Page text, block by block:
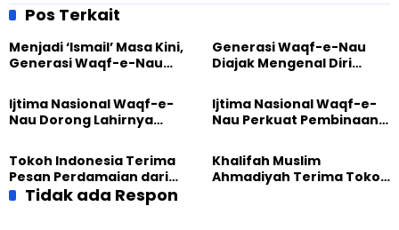
Pos Terkait
Menjadi ‘Ismail’ Masa Kini,
Generasi Waqf-e-Nau
Pengabdian
Generasi Waqf-e-Nau
Diajak Mengenal Diri
Dunia
Ijtima Nasional Waqf-e-
Nau Dorong Lahirnya
yang Militan
Ijtima Nasional Waqf-e-
Nau Perkuat Pembinaan
Masa Depan
Tokoh Indonesia Terima
Pesan Perdamaian dari
Khalifah Muslim
Khalifah Muslim
Ahmadiyah Terima Tokoh
Tidak ada Respon